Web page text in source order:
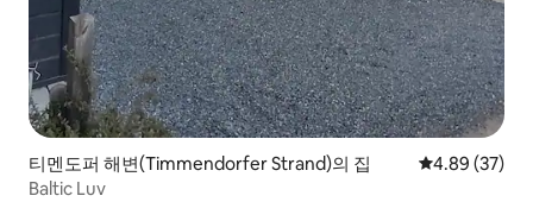
티멘도퍼 해변(Timmendorfer Strand)의 집 평점 4.89점(5
4.89 (37)
Baltic Luv